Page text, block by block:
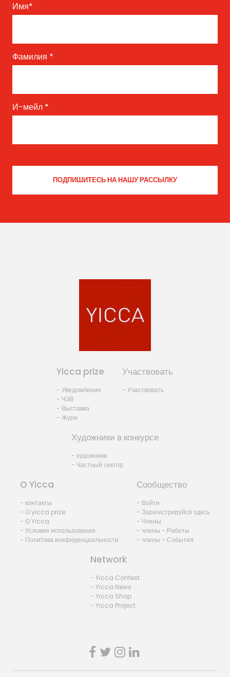
Имя*
Фамилия *
И-мейл *
Yicca prize
- Уведомление
- ЧЗВ
- Выставка
- Жури
Участвовать
- Участвовать
Художники в конкурсе
- художники
- Частный сектор
O Yicca
- контакты
- O yicca prize
- O Yicca
- Условия использования
- Политика конфиденциальности
Сообщество
- Войти
- Зарегистрируйся здесь
- Члены
- члены - Работы
- члены - События
Network
- Yicca Contest
- Yicca News
- Yicca Shop
- Yicca Project